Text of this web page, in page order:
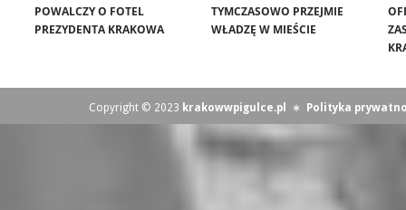
POWALCZY O FOTEL
PREZYDENTA KRAKOWA
TYMCZASOWO PRZEJMIE
WŁADZĘ W MIEŚCIE
Copyright © 2023 krakowwpigulce.pl ∗ Polityka